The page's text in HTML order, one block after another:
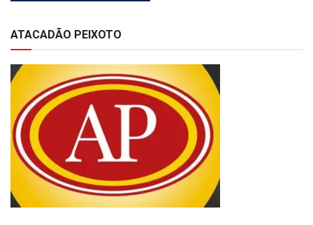
ATACADÃO PEIXOTO